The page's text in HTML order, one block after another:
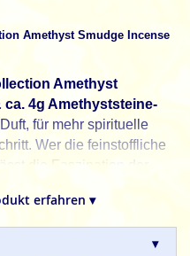
Amethyst Smudge Incense
Amethyst
4g Amethyststeine-
für mehr spirituelle
Wer die feinstoffliche
die Faszination der
Er wird auch gegen die
erfahren ▾